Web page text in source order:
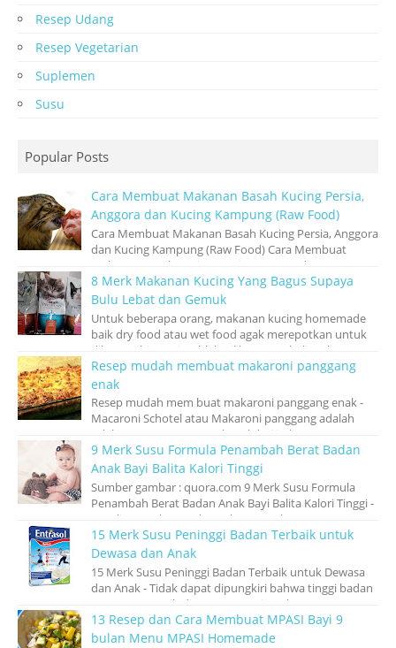
Resep Udang
Resep Vegetarian
Suplemen
Susu
Popular Posts
Cara Membuat Makanan Basah Kucing Persia,
Anggora dan Kucing Kampung (Raw Food)
Cara Membuat Makanan Basah Kucing Persia, Anggora
dan Kucing Kampung (Raw Food) Cara Membuat
Makanan Basah Kucing Persia, Anggora dan Ku...
8 Merk Makanan Kucing Yang Bagus Supaya
Bulu Lebat dan Gemuk
Untuk beberapa orang, makanan kucing homemade
baik dry food atau wet food agak merepotkan untuk
dibuat sehingga jatuhlah pilihan membeli mak...
Resep mudah membuat makaroni panggang
enak
Resep mudah mem buat makaroni panggang enak -
Macaroni Schotel atau Makaroni panggang adalah
salah satu pasta yang terkenal dari italia, m...
9 Merk Susu Formula Penambah Berat Badan
Anak Bayi Balita Kalori Tinggi
Sumber gambar : quora.com 9 Merk Susu Formula
Penambah Berat Badan Anak Bayi Balita Kalori Tinggi -
Kesulitan makan pada anak merupaka...
15 Merk Susu Peninggi Badan Terbaik untuk
Dewasa dan Anak
15 Merk Susu Peninggi Badan Terbaik untuk Dewasa
dan Anak - Tidak dapat dipungkiri bahwa tinggi badan
seseorang masih di anggap penting ole...
13 Resep dan Cara Membuat MPASI Bayi 9
bulan Menu MPASI Homemade